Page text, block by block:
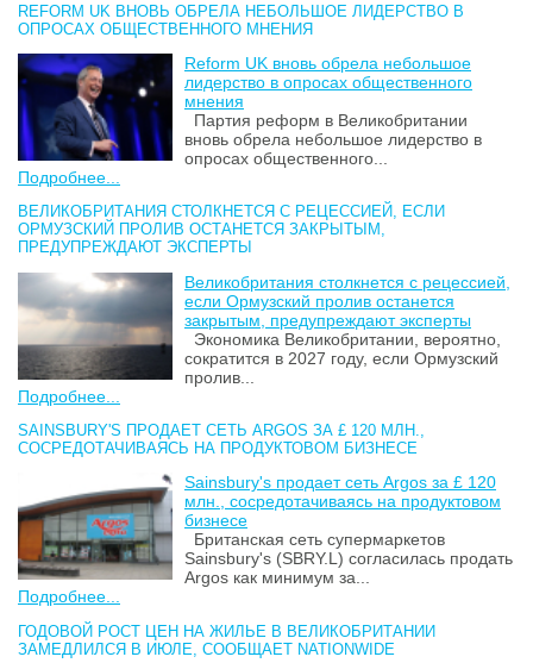
REFORM UK ВНОВЬ ОБРЕЛА НЕБОЛЬШОЕ ЛИДЕРСТВО В
ОПРОСАХ ОБЩЕСТВЕННОГО МНЕНИЯ
Reform UK вновь обрела небольшое
лидерство в опросах общественного
мнения
Партия реформ в Великобритании
вновь обрела небольшое лидерство в
опросах общественного...
Подробнее...
ВЕЛИКОБРИТАНИЯ СТОЛКНЕТСЯ С РЕЦЕССИЕЙ, ЕСЛИ
ОРМУЗСКИЙ ПРОЛИВ ОСТАНЕТСЯ ЗАКРЫТЫМ,
ПРЕДУПРЕЖДАЮТ ЭКСПЕРТЫ
Великобритания столкнется с рецессией,
если Ормузский пролив останется
закрытым, предупреждают эксперты
Экономика Великобритании, вероятно,
сократится в 2027 году, если Ормузский
пролив...
Подробнее...
SAINSBURY'S ПРОДАЕТ СЕТЬ ARGOS ЗА £ 120 МЛН.,
СОСРЕДОТАЧИВАЯСЬ НА ПРОДУКТОВОМ БИЗНЕСЕ
Sainsbury's продает сеть Argos за £ 120
млн., сосредотачиваясь на продуктовом
бизнесе
Британская сеть супермаркетов
Sainsbury's (SBRY.L) согласилась продать
Argos как минимум за...
Подробнее...
ГОДОВОЙ РОСТ ЦЕН НА ЖИЛЬЕ В ВЕЛИКОБРИТАНИИ
ЗАМЕДЛИЛСЯ В ИЮЛЕ, СООБЩАЕТ NATIONWIDE